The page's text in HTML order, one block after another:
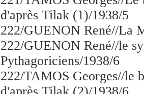
d'après Tilak (1)/1938/5
222/GUENON René//La
222/GUENON René//le
Pythagoriciens/1938/6
222/TAMOS Georges//le